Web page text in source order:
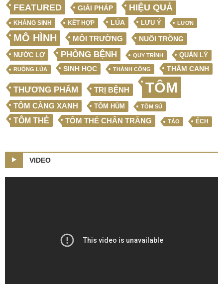
FEATURED GIẢI PHÁP HIỆU QUẢ
KHÁNG SINH KẾT HỢP LÚA LƯU Ý LƯƠN
MÔ HÌNH MÔI TRƯỜNG NUÔI TRỒNG
NƯỚC LỢ PHÒNG BỆNH QUY TRÌNH QUẢN LÝ
RUỘNG LÚA SINH HỌC THÀNH CÔNG THÂM CANH
THƯƠNG PHẨM TRỊ BỆNH TÔM
TÔM CÀNG XANH TÔM HÙM TÔM SÚ
TÔM THẺ TÔM THẺ CHÂN TRẮNG TẢO ẾCH
VIDEO